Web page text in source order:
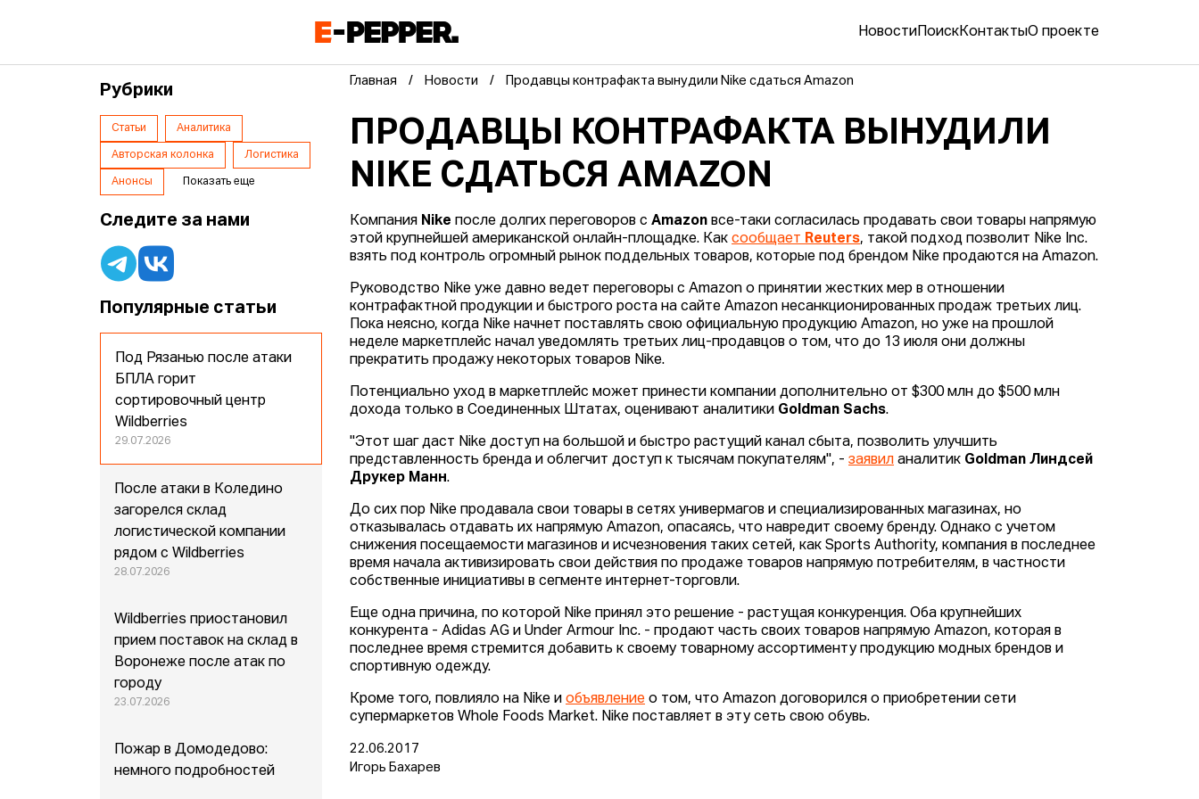
Новости ПоискКонтактыО проекте
Главная Новости Продавцы контрафакта вынудили Nike сдаться Amazon
ПРОДАВЦЫ КОНТРАФАКТА ВЫНУДИЛИ
NIKE СДАТЬСЯ AMAZON
Компания Nike после долгих переговоров сAmazon все-таки согласилась продавать свои товары напрямую
этой крупнейшей американской онлайн-площадке. Каксообщает Reuters, такой подход позволит Nike Inc.
взять под контроль огромный рынок поддельных товаров, которые под брендом Nike продаются на Amazon.
Руководство Nike уже давно ведет переговоры с Amazon о принятии жестких мер в отношении
контрафактной продукции и быстрого роста на сайте Amazon несанкционированных продаж третьих лиц.
Пока неясно, когда Nike начнет поставлять свою официальную продукцию Amazon, но уже на прошлой
неделе маркетплейс начал уведомлять третьих лиц-продавцов о том, что до 13 июля они должны
прекратить продажу некоторых товаров Nike.
Потенциально уход в маркетплейс может принести компании дополнительно от $300 млн до $500 млн
дохода только в Соединенных Штатах, оценивают аналитики Goldman Sachs.
"Этот шаг даст Nike доступ на большой и быстро растущий канал сбыта, позволить улучшить
представленность бренда и облегчит доступ к тысячам покупателям", -заявил аналитик Goldman Линдсей
Друкер Манн.
До сих пор Nike продавала свои товары в сетях универмагов и специализированных магазинах, но
отказывалась отдавать их напрямую Amazon, опасаясь, что навредит своему бренду. Однако с учетом
снижения посещаемости магазинов и исчезновения таких сетей, как Sports Authority, компания в последнее
время начала активизировать свои действия по продаже товаров напрямую потребителям, в частности
собственные инициативы в сегменте интернет-торговли.
Еще одна причина, по которой Nike принял это решение - растущая конкуренция. Оба крупнейших
конкурента - Adidas AG и Under Armour Inc. - продают часть своих товаров напрямую Amazon, которая в
последнее время стремится добавить к своему товарному ассортименту продукцию модных брендов и
спортивную одежду.
Кроме того, повлияло на Nike иобъявление о том, что Amazon договорился о приобретении сети
супермаркетов Whole Foods Market. Nike поставляет в эту сеть свою обувь.
22.06.2017
Игорь Бахарев
Рубрики
Статьи Аналитика
Авторская колонка Логистика
Анонсы Показать еще
Следите за нами
Популярные статьи
Под Рязанью после атаки
БПЛА горит
сортировочный центр
Wildberries
29.07.2026
После атаки в Коледино
загорелся склад
логистической компании
рядом с Wildberries
28.07.2026
Wildberries приостановил
прием поставок на склад в
Воронеже после атак по
городу
23.07.2026
Пожар в Домодедово:
немного подробностей